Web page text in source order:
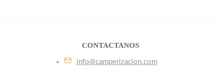
CONTACTANOS
info@camperizacion.com